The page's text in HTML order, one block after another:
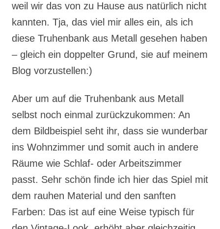
weil wir das von zu Hause aus natürlich nicht
kannten. Tja, das viel mir alles ein, als ich
diese Truhenbank aus Metall gesehen haben
– gleich ein doppelter Grund, sie auf meinem
Blog vorzustellen:)
Aber um auf die Truhenbank aus Metall
selbst noch einmal zurückzukommen: An
dem Bildbeispiel seht ihr, dass sie wunderbar
ins Wohnzimmer und somit auch in andere
Räume wie Schlaf- oder Arbeitszimmer
passt. Sehr schön finde ich hier das Spiel mit
dem rauhen Material und den sanften
Farben: Das ist auf eine Weise typisch für